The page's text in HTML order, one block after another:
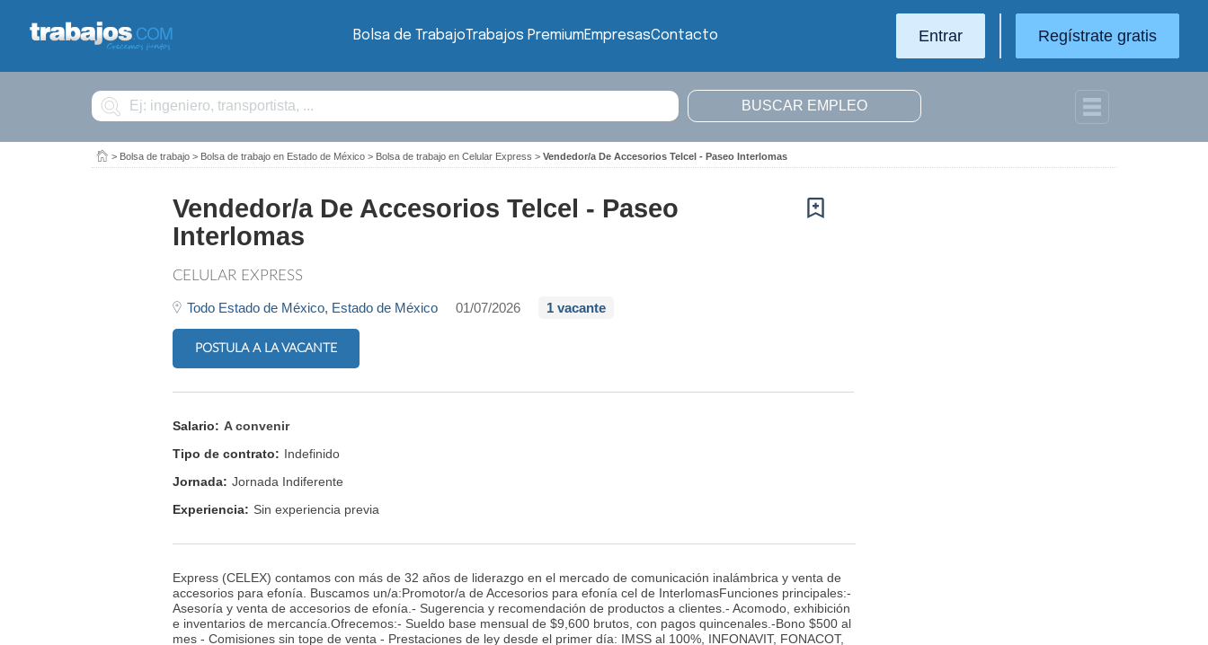
Bolsa de TrabajoTrabajos PremiumEmpresasContacto Entrar Regístrate gratis
Buscar
> Bolsa de trabajo > Bolsa de trabajo en Estado de México > Bolsa de trabajo en Celular Express > Vendedor/a De Accesorios Telcel - Paseo Interlomas
Vendedor/a De Accesorios Telcel - Paseo
Interlomas
CELULAR EXPRESS
Todo Estado de México, Estado de México 01/07/2026 1 vacante
POSTULA A LA VACANTE
Salario: A convenir
Tipo de contrato: Indefinido
Jornada: Jornada Indiferente
Experiencia: Sin experiencia previa
Express (CELEX) contamos con más de 32 años de liderazgo en el mercado de comunicación inalámbrica y venta de
accesorios para efonía. Buscamos un/a:Promotor/a de Accesorios para efonía cel de InterlomasFunciones principales:-
Asesoría y venta de accesorios de efonía.- Sugerencia y recomendación de productos a clientes.- Acomodo, exhibición
e inventarios de mercancía.Ofrecemos:- Sueldo base mensual de $9,600 brutos, con pagos quincenales.-Bono $500 al
mes - Comisiones sin tope de venta - Prestaciones de ley desde el primer día: IMSS al 100%, INFONAVIT, FONACOT,